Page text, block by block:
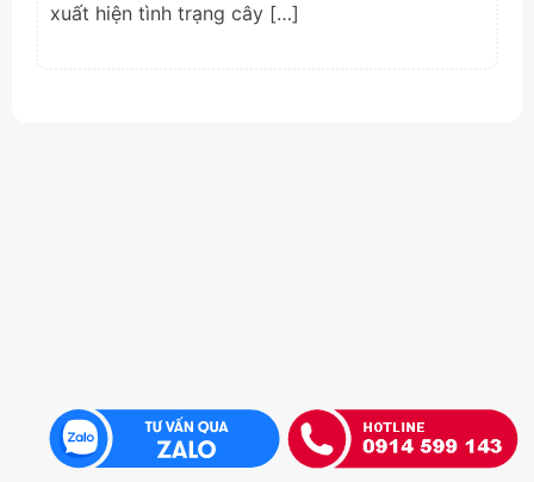
xuất hiện tình trạng cây […]